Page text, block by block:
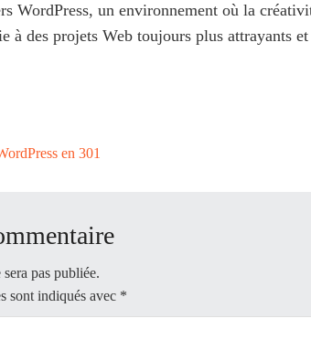
WordPress, un environnement où la
à des projets Web toujours plus attrayants
en 301
pas publiée.
sont indiqués avec *